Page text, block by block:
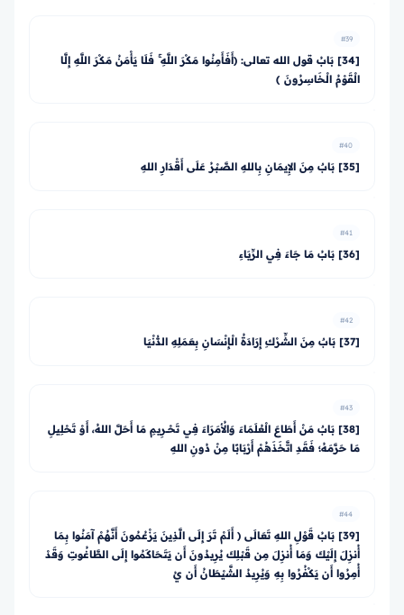
#39
[34] بَابُ قول الله تعالى: ﴿أَفَأَمِنُوا مَكْرَ اللَّهِ ۚ فَلَا يَأْمَنُ مَكْرَ اللَّهِ إِلَّا
الْقَوْمُ الْخَاسِرُونَ ﴾
#40
[35] بَابٌ مِنَ الإِيمَانِ بِاللهِ الصَّبْرُ عَلَى أَقْدَارِ اللهِ
#41
[36] بَابُ مَا جَاءَ فِي الرِّيَاءِ
#42
[37] بَابٌ مِنَ الشِّرْكِ إِرَادَةُ الْإِنْسَانِ بِعَمَلِهِ الدُّنْيَا
#43
[38] بَابٌ مَنْ أَطَاعَ الْعُلَمَاءَ وَالأُمَرَاءَ فِي تَحْــرِيمِ مَا أَحَلَّ اللهُ، أَوْ تَحْلِيلِ
مَا حَرَّمَهُ؛ فَقَدِ اتَّخَذَهُمْ أَرْبَابًا مِنْ دُونِ اللهِ
#44
[39] بَابُ قَوْلِ اللهِ تَعَالَى ﴿ أَلَمْ تَرَ إِلَى الَّذِينَ يَزْعُمُونَ أَنَّهُمْ آمَنُوا بِمَا
أُنزِلَ إِلَيْكَ وَمَا أُنزِلَ مِن قَبْلِكَ يُرِيدُونَ أَن يَتَحَاكَمُوا إِلَى الطَّاغُوتِ وَقَدْ
أُمِرُوا أَن يَكْفُرُوا بِهِ وَيُرِيدُ الشَّيْطَانُ أَن يُ